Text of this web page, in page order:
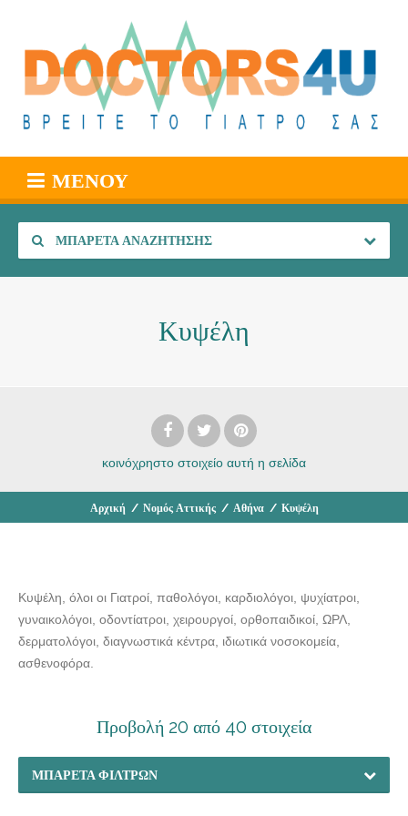
ΜΕΝΟΎ
ΜΠΑΡΈΤΑ ΑΝΑΖΉΤΗΣΗΣ
Κυψέλη
κοινόχρηστο στοιχείο αυτή η σελίδα
Αρχική / Νομός Αττικής / Αθήνα / Κυψέλη
Κυψέλη, όλοι οι Γιατροί, παθολόγοι, καρδιολόγοι, ψυχίατροι,
γυναικολόγοι, οδοντίατροι, χειρουργοί, ορθοπαιδικοί, ΩΡΛ,
δερματολόγοι, διαγνωστικά κέντρα, ιδιωτικά νοσοκομεία,
ασθενοφόρα.
Προβολή 20 από 40 στοιχεία
ΜΠΑΡΈΤΑ ΦΊΛΤΡΩΝ